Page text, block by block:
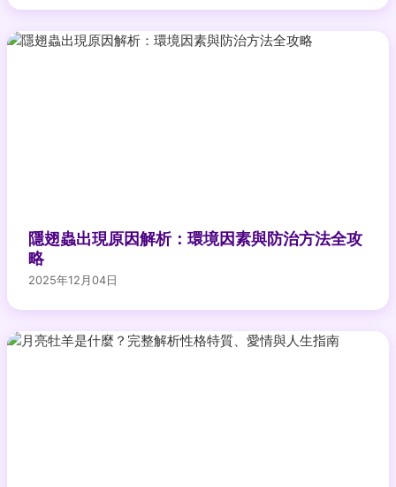
隱翅蟲出現原因解析：環境因素與防治方法全攻
略
2025年12月04日